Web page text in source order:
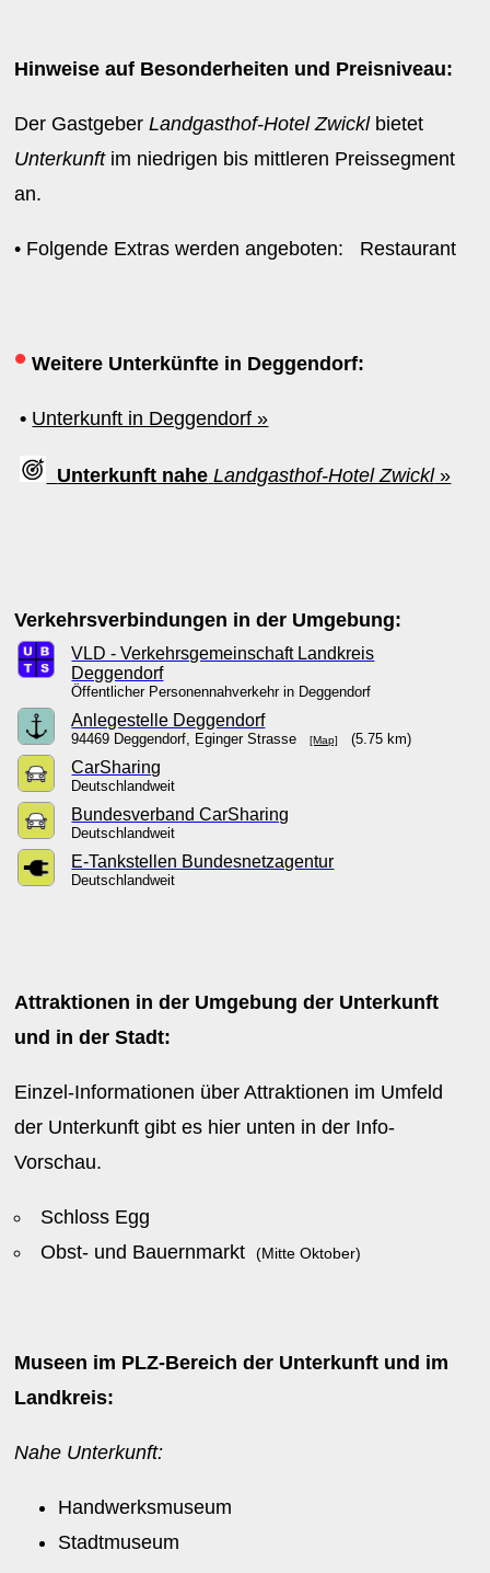
Hinweise auf Besonderheiten und Preisniveau:
Der GastgeberLandgasthof-Hotel Zwicklbietet
Unterkunftim niedrigen bis mittleren Preissegment
an.
• Folgende Extras werden angeboten: Restaurant
• Weitere Unterkünfte in Deggendorf:
• Unterkunft in Deggendorf »
Unterkunft nahe Landgasthof-Hotel Zwickl»
Verkehrsverbindungen in der Umgebung:
VLD - Verkehrsgemeinschaft Landkreis
Deggendorf
Öffentlicher Personennahverkehr in Deggendorf
Anlegestelle Deggendorf
94469 Deggendorf, Eginger Strasse[Map] (5.75 km)
CarSharing
Deutschlandweit
Bundesverband CarSharing
Deutschlandweit
E-Tankstellen Bundesnetzagentur
Deutschlandweit
Attraktionen in der Umgebung der Unterkunft
und in der Stadt:
Einzel-Informationen über Attraktionen im Umfeld
der Unterkunft gibt es hier unten in der Info-
Vorschau.
Schloss Egg
Obst- und Bauernmarkt(Mitte Oktober)
Museen im PLZ-Bereich der Unterkunft und im
Landkreis:
Nahe Unterkunft:
Handwerksmuseum
Stadtmuseum